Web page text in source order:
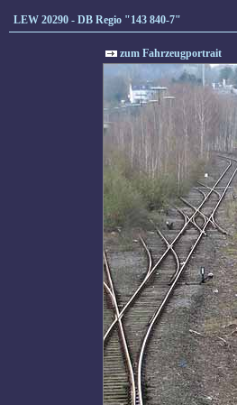
LEW 20290 - DB Regio "143 840-7"
zum Fahrzeugportrait